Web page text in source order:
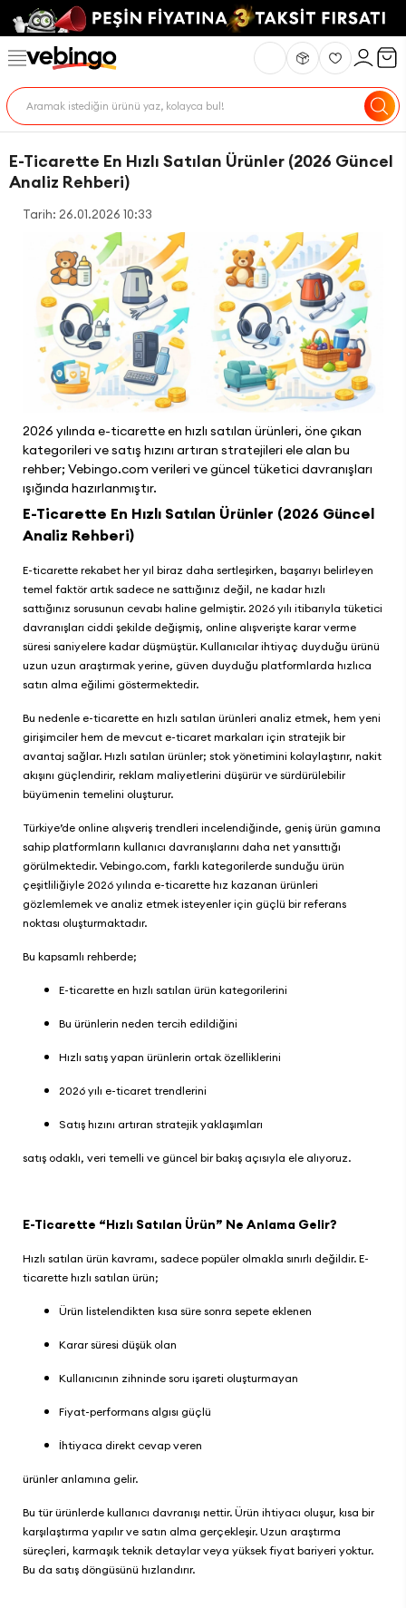
E-Ticarette En Hızlı Satılan Ürünler (2026 Güncel
Analiz Rehberi)
Tarih: 26.01.2026 10:33
2026 yılında e-ticarette en hızlı satılan ürünleri, öne çıkan
kategorileri ve satış hızını artıran stratejileri ele alan bu
rehber; Vebingo.com verileri ve güncel tüketici davranışları
ışığında hazırlanmıştır.
E-Ticarette En Hızlı Satılan Ürünler (2026 Güncel
Analiz Rehberi)
E-ticarette rekabet her yıl biraz daha sertleşirken, başarıyı belirleyen
temel faktör artık sadece ne sattığınız değil, ne kadar hızlı
sattığınız sorusunun cevabı haline gelmiştir. 2026 yılı itibarıyla tüketici
davranışları ciddi şekilde değişmiş, online alışverişte karar verme
süresi saniyelere kadar düşmüştür. Kullanıcılar ihtiyaç duyduğu ürünü
uzun uzun araştırmak yerine, güven duyduğu platformlarda hızlıca
satın alma eğilimi göstermektedir.
Bu nedenle e-ticarette en hızlı satılan ürünleri analiz etmek, hem yeni
girişimciler hem de mevcut e-ticaret markaları için stratejik bir
avantaj sağlar. Hızlı satılan ürünler; stok yönetimini kolaylaştırır, nakit
akışını güçlendirir, reklam maliyetlerini düşürür ve sürdürülebilir
büyümenin temelini oluşturur.
Türkiye’de online alışveriş trendleri incelendiğinde, geniş ürün gamına
sahip platformların kullanıcı davranışlarını daha net yansıttığı
görülmektedir. Vebingo.com, farklı kategorilerde sunduğu ürün
çeşitliliğiyle 2026 yılında e-ticarette hız kazanan ürünleri
gözlemlemek ve analiz etmek isteyenler için güçlü bir referans
noktası oluşturmaktadır.
Bu kapsamlı rehberde;
E-ticarette en hızlı satılan ürün kategorilerini
Bu ürünlerin neden tercih edildiğini
Hızlı satış yapan ürünlerin ortak özelliklerini
2026 yılı e-ticaret trendlerini
Satış hızını artıran stratejik yaklaşımları
satış odaklı, veri temelli ve güncel bir bakış açısıyla ele alıyoruz.
E-Ticarette “Hızlı Satılan Ürün” Ne Anlama Gelir?
Hızlı satılan ürün kavramı, sadece popüler olmakla sınırlı değildir. E-
ticarette hızlı satılan ürün;
Ürün listelendikten kısa süre sonra sepete eklenen
Karar süresi düşük olan
Kullanıcının zihninde soru işareti oluşturmayan
Fiyat-performans algısı güçlü
İhtiyaca direkt cevap veren
ürünler anlamına gelir.
Bu tür ürünlerde kullanıcı davranışı nettir. Ürün ihtiyacı oluşur, kısa bir
karşılaştırma yapılır ve satın alma gerçekleşir. Uzun araştırma
süreçleri, karmaşık teknik detaylar veya yüksek fiyat bariyeri yoktur.
Bu da satış döngüsünü hızlandırır.